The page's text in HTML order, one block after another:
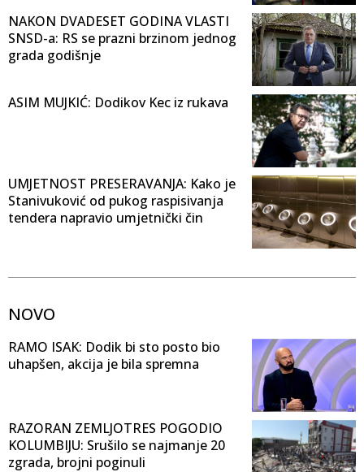
NAKON DVADESET GODINA VLASTI
SNSD-a: RS se prazni brzinom jednog
grada godišnje
ASIM MUJKIĆ: Dodikov Kec iz rukava
UMJETNOST PRESERAVANJA: Kako je
Stanivuković od pukog raspisivanja
tendera napravio umjetnički čin
NOVO
RAMO ISAK: Dodik bi sto posto bio
uhapšen, akcija je bila spremna
RAZORAN ZEMLJOTRES POGODIO
KOLUMBIJU: Srušilo se najmanje 20
zgrada, brojni poginuli